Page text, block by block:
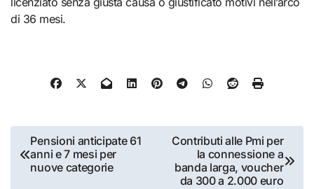
di 36 mesi.
Navigazione
articoli
Pensioni anticipate 61
anni e 7 mesi per
nuove categorie
Contributi alle Pmi per
la connessione a
banda larga, voucher
da 300 a 2.000 euro